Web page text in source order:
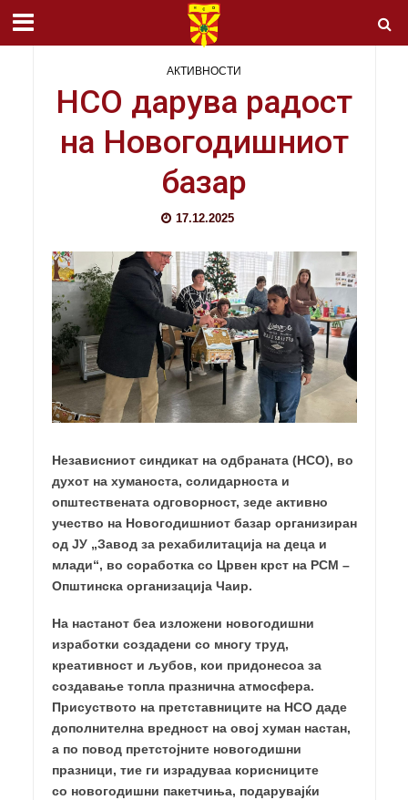
АКТИВНОСТИ
НСО дарува радост
на Новогодишниот
базар
17.12.2025
Независниот синдикат на одбраната (НСО), во
духот на хуманоста, солидарноста и
општествената одговорност, зеде активно
учество на Новогодишниот базар организиран
од ЈУ „Завод за рехабилитација на деца и
млади“, во соработка со Црвен крст на РСМ –
Општинска организација Чаир.
На настанот беа изложени новогодишни
изработки создадени со многу труд,
креативност и љубов, кои придонесоа за
создавање топла празнична атмосфера.
Присуството на претставниците на НСО даде
дополнителна вредност на овој хуман настан,
а по повод претстојните новогодишни
празници, тие ги израдуваа корисниците
со новогодишни пакетчиња, подарувајќи